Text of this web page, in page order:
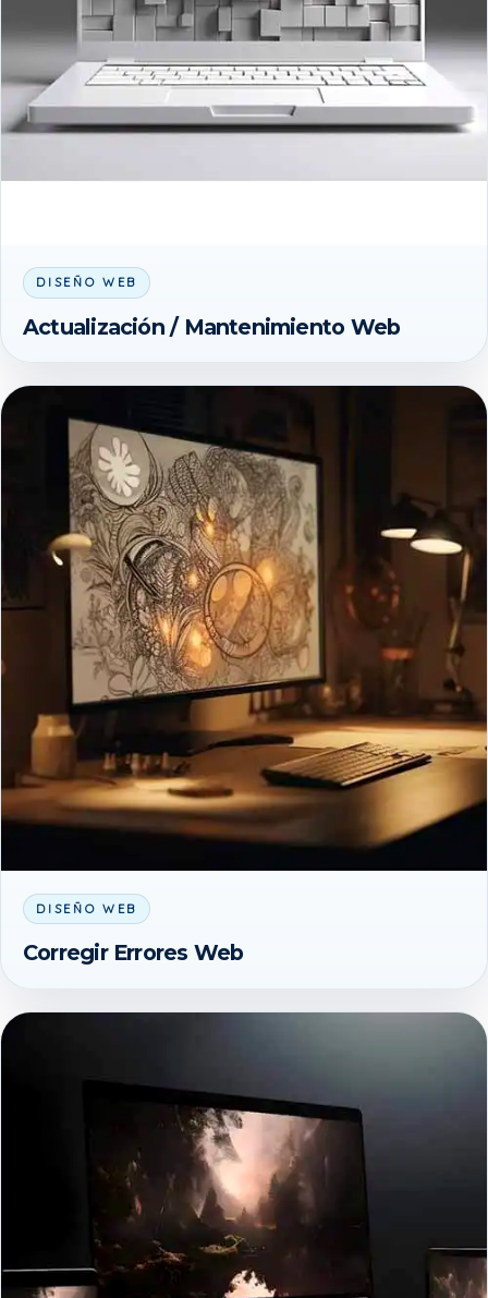
DISEÑO WEB
Actualización / Mantenimiento Web
DISEÑO WEB
Corregir Errores Web